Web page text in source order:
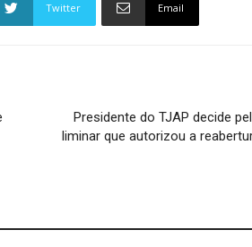
Twitter Email
Presidente do TJAP decide
liminar que autorizou a